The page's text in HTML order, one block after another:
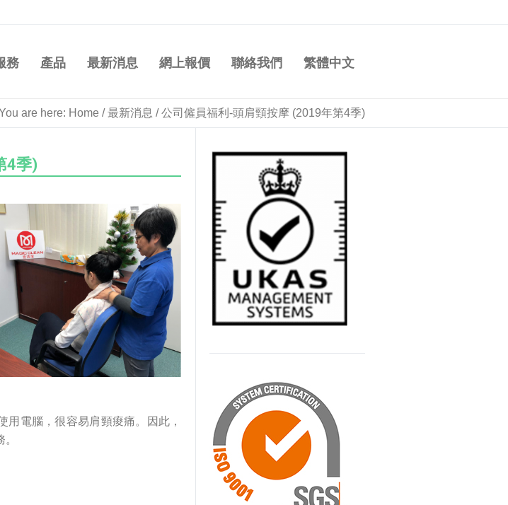
務 產品 最新消息 網上報價 聯絡我們 繁體中文
are here: Home /最新消息 /公司僱員福利-頭肩頸按摩 (2019年第4季)
4季)
電腦，很容易肩頸痠痛。因此，